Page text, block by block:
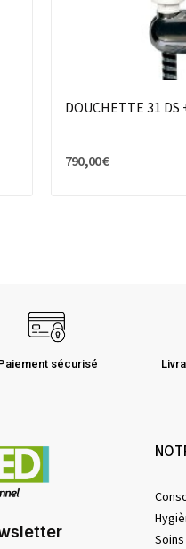
DOUCHETTE 31
790,00 €
sécurisé